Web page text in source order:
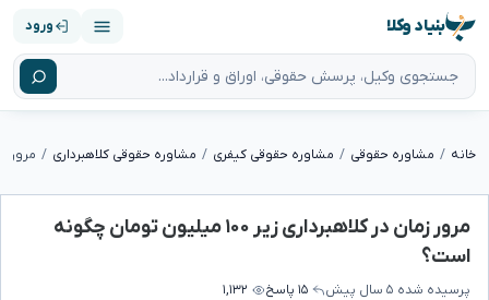
بنیاد وکلا ورود
خانه مشاوره حقوقی مشاوره حقوقی کیفری مشاوره حقوقی کلاهبرداری
مرور زمان در کلاهبرداری زیر ۱۰۰ میلیون تومان چگونه
است؟
پرسیده شده ۵ سال پیش ۱۵ پاسخ ۱,۱۳۲